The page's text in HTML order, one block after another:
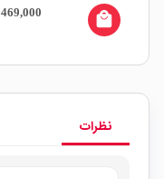
469,000 local_mall
نظرات